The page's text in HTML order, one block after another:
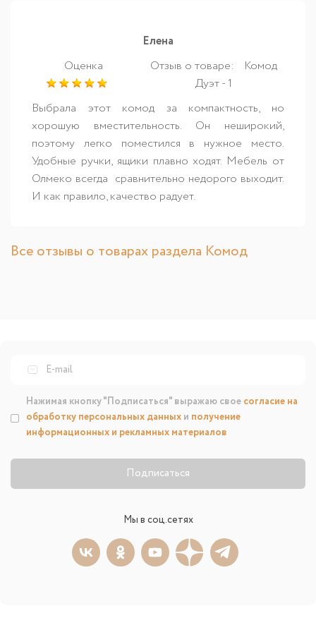
Елена
Оценка
Отзыв о товаре:
Комод
Дуэт - 1
Выбрала этот комод за компактность, но
хорошую вместительность. Он неширокий,
поэтому легко поместился в нужное место.
Удобные ручки, ящики плавно ходят. Мебель от
Олмеко всегда сравнительно недорого выходит.
И как правило, качество радует.
Все отзывы о товарах раздела Комод
Подписаться
Нажимая кнопку "Подписаться" выражаю свое согласие на
обработку персональных данных и получение
информационных и рекламных материалов
Мы в соц.сетях